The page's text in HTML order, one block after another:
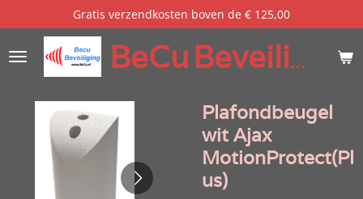
direct
naar
de
BeCuBeveiliging
Gratis verzendkosten boven de € 125,00
Plafondbeugel
wit Ajax
MotionProtect(Pl
us)